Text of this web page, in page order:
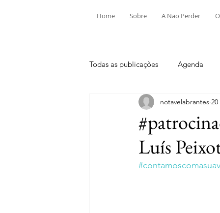
Home Sobre A Não Perder
Todas as publicações Agenda
Aldeia do Mato e Souto
Mouriscas Pego Rio
Luís
notavelabrantes